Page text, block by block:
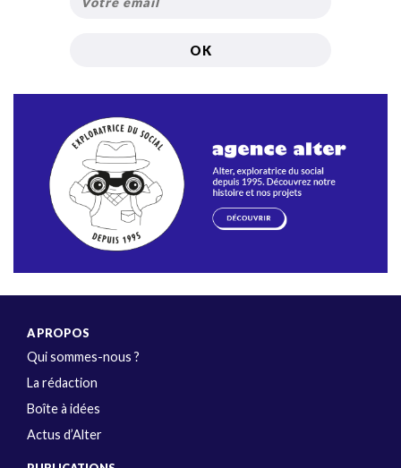
A PROPOS
Qui sommes-nous ?
La rédaction
Boîte à idées
Actus d’Alter